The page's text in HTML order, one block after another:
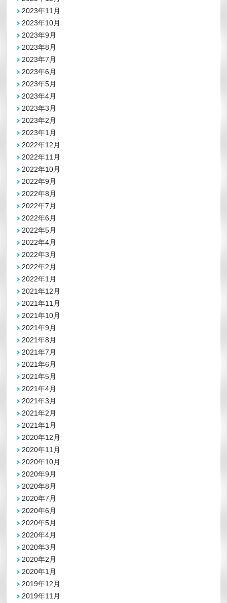
2023年11月
2023年10月
2023年9月
2023年8月
2023年7月
2023年6月
2023年5月
2023年4月
2023年3月
2023年2月
2023年1月
2022年12月
2022年11月
2022年10月
2022年9月
2022年8月
2022年7月
2022年6月
2022年5月
2022年4月
2022年3月
2022年2月
2022年1月
2021年12月
2021年11月
2021年10月
2021年9月
2021年8月
2021年7月
2021年6月
2021年5月
2021年4月
2021年3月
2021年2月
2021年1月
2020年12月
2020年11月
2020年10月
2020年9月
2020年8月
2020年7月
2020年6月
2020年5月
2020年4月
2020年3月
2020年2月
2020年1月
2019年12月
2019年11月